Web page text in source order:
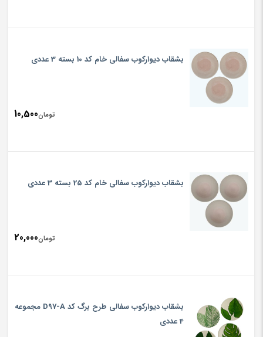
بشقاب دیوارکوب سفالی خام کد 10 بسته 3 عددی
تومان10,500
بشقاب دیوارکوب سفالی خام کد 25 بسته 3 عددی
تومان20,000
بشقاب دیوارکوب سفالی طرح برگ کد D97-A مجموعه
4 عددی